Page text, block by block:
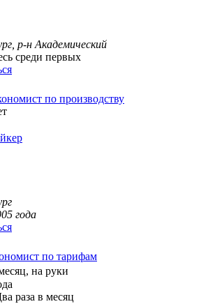
р-н Академический
среди первых
по производству
года
по тарифам
на руки
раза в месяц